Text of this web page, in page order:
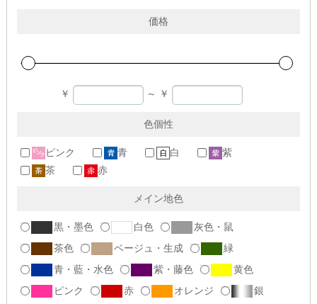
価格
￥ ～ ￥
色個性
ピンク 青 白
紫
茶
赤
メイン地色
黒・墨色 白色
灰色・鼠
茶色
ベージュ・生成
緑
青・藍・水色
紫・藤色
黄色
ピンク
赤 オレンジ
銀